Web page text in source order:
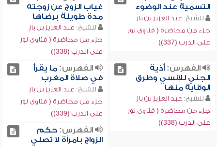
التسمية عند الوضوء
للشيخ: عبد العزيز بن باز
جزء من محاضرة ( فتاوى نور
على الدرب (337))
غياب الزوج عن زوجته
مدة طويلة برضاها
للشيخ: عبد العزيز بن باز
جزء من محاضرة ( فتاوى نور
على الدرب (338))
الفهرس:أذية
الجني للإنسي وطرق
الوقاية منها
للشيخ: عبد العزيز بن باز
جزء من محاضرة ( فتاوى نور
على الدرب (338))
الفهرس:ما يقرأ
في صلاة المغرب
للشيخ: عبد العزيز بن باز
جزء من محاضرة ( فتاوى نور
على الدرب (339))
الفهرس:حكم
الزواج بامرأة لا تصلي